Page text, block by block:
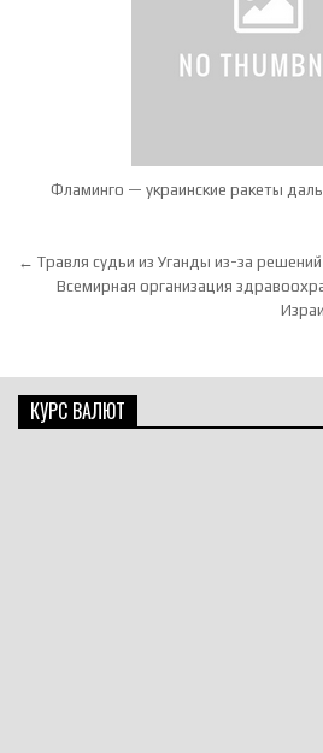
Фламинго — украинские ракеты
Навигация по
← Травля судьи из Уганды из-за
Всемирная организация
КУРС ВАЛЮТ